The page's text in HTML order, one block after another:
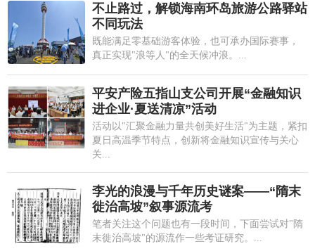
不止路过，解锁海南环岛旅游公路驿站
不同玩法
既能满足零基础游客体验，也可承办国际赛事，
真正实现"浪等人"的全天候冲浪。...
平安产险五指山支公司开展“金融知识
进企业·夏送清凉”活动
活动以"汇聚金融力量共创美好生活"为主题，紧扣
夏日高温季节特点，创新将金融知识宣传与关心
关...
李光的浪漫与千年历史谜案——“隋末
徙治高坡”叙事源流考
笔者关注这个问题也有一段时间，下面尝试对"隋
末徙治高坡"的源流作一些考证研究。...